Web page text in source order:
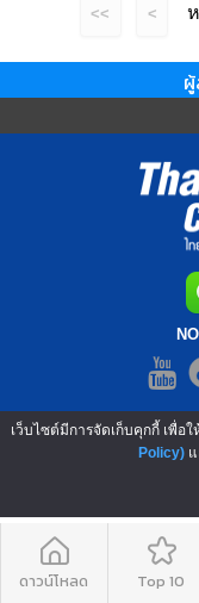
<< <
เว็บไซต์มีการจัดเก็บคุกกี้ เพื่อ
Policy)แ
ดาวน์โหลด Top 10